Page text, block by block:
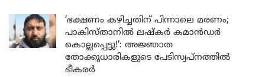
‘ഭക്ഷണം കഴിച്ചതിന് പിന്നാലെ മരണം;
പാകിസ്താനിൽ ലഷ്കർ കമാൻഡർ
കൊല്ലപ്പെട്ടു!’: അജ്ഞാത
തോക്കുധാരികളുടെ പേടിസ്വപ്നത്തിൽ
ഭീകരർ